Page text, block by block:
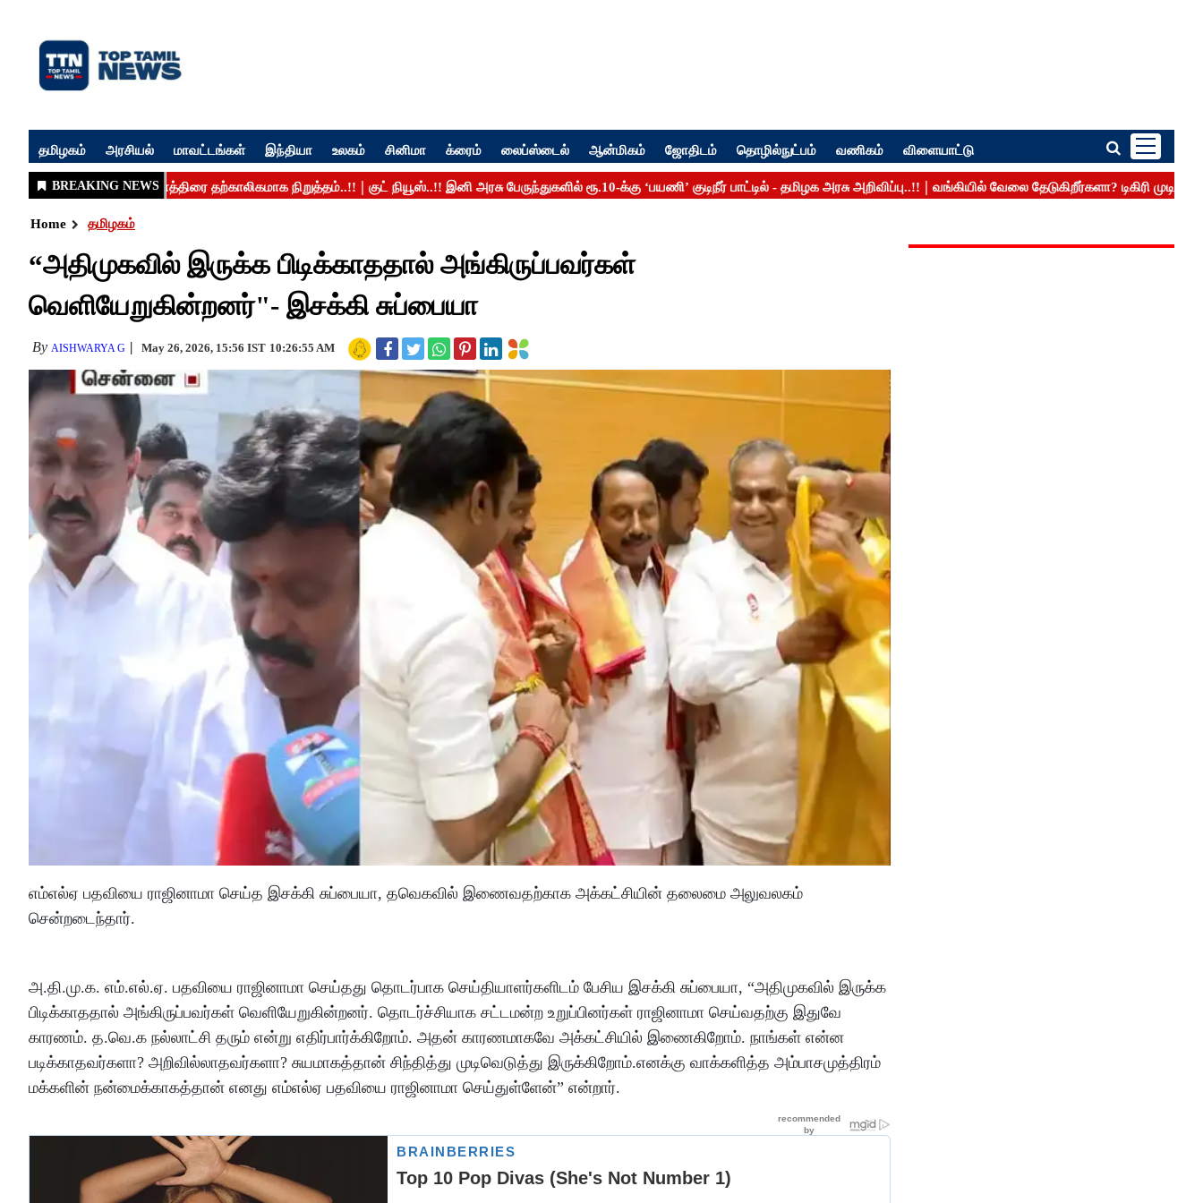
தமிழகம் அரசியல் மாவட்டங்கள் இந்தியா உலகம் சினிமா க்ரைம் லைப்ஸ்டைல் ஆன்மிகம் ஜோதிடம் தொழில்நுட்பம் வணிகம் விளையாட்டு
Home தமிழகம்
“அதிமுகவில் இருக்க பிடிக்காததால் அங்கிருப்பவர்கள்
வெளியேறுகின்றனர்"- இசக்கி சுப்பையா
By AISHWARYA G May 26, 2026, 15:56 IST 10:26:55 AM
எம்எல்ஏ பதவியை ராஜினாமா செய்த இசக்கி சுப்பையா, தவெகவில் இணைவதற்காக அக்கட்சியின் தலைமை அலுவலகம்
சென்றடைந்தார்.
அ.தி.மு.க. எம்.எல்.ஏ. பதவியை ராஜினாமா செய்தது தொடர்பாக செய்தியாளர்களிடம் பேசிய இசக்கி சுப்பையா, “அதிமுகவில் இருக்க
பிடிக்காததால் அங்கிருப்பவர்கள் வெளியேறுகின்றனர். தொடர்ச்சியாக சட்டமன்ற உறுப்பினர்கள் ராஜினாமா செய்வதற்கு இதுவே
காரணம். த.வெ.க நல்லாட்சி தரும் என்று எதிர்பார்க்கிறோம். அதன் காரணமாகவே அக்கட்சியில் இணைகிறோம். நாங்கள் என்ன
படிக்காதவர்களா? அறிவில்லாதவர்களா? சுயமாகத்தான் சிந்தித்து முடிவெடுத்து இருக்கிறோம்.எனக்கு வாக்களித்த அம்பாசமுத்திரம்
மக்களின் நன்மைக்காகத்தான் எனது எம்எல்ஏ பதவியை ராஜினாமா செய்துள்ளேன்” என்றார்.